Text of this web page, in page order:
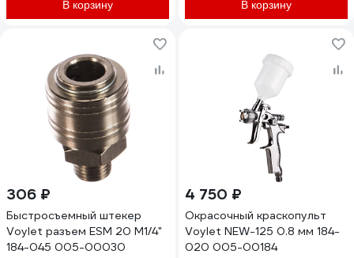
В корзину В корзину
306 ₽
Быстросъемный штекер
Voylet разъем ЕSМ 20 М1/4"
184-045 005-00030
4 750 ₽
Окрасочный краскопульт
Voylet NEW-125 0.8 мм 184-
020 005-00184